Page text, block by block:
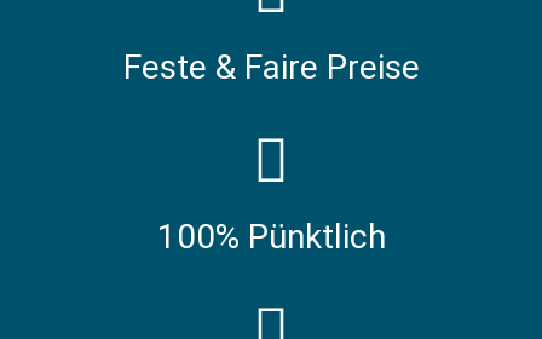
Feste & Faire Preise
100% Pünktlich